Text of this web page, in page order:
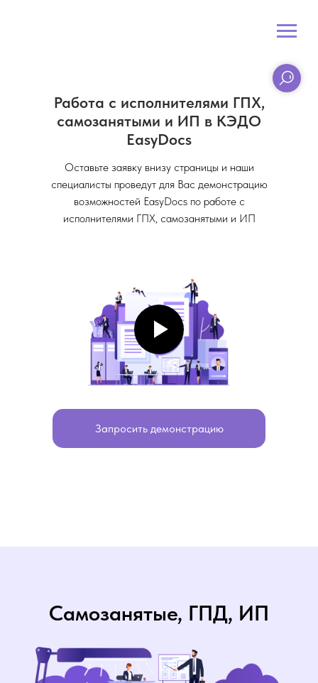
Работа с исполнителями ГПХ,
самозанятыми и ИП в КЭДО
EasyDocs
Запросить демонстрацию
Оставьте заявку внизу страницы и наши
специалисты проведут для Вас демонстрацию
возможностей EasyDocs по работе с
исполнителями ГПХ, самозанятыми и ИП
Самозанятые, ГПД, ИП